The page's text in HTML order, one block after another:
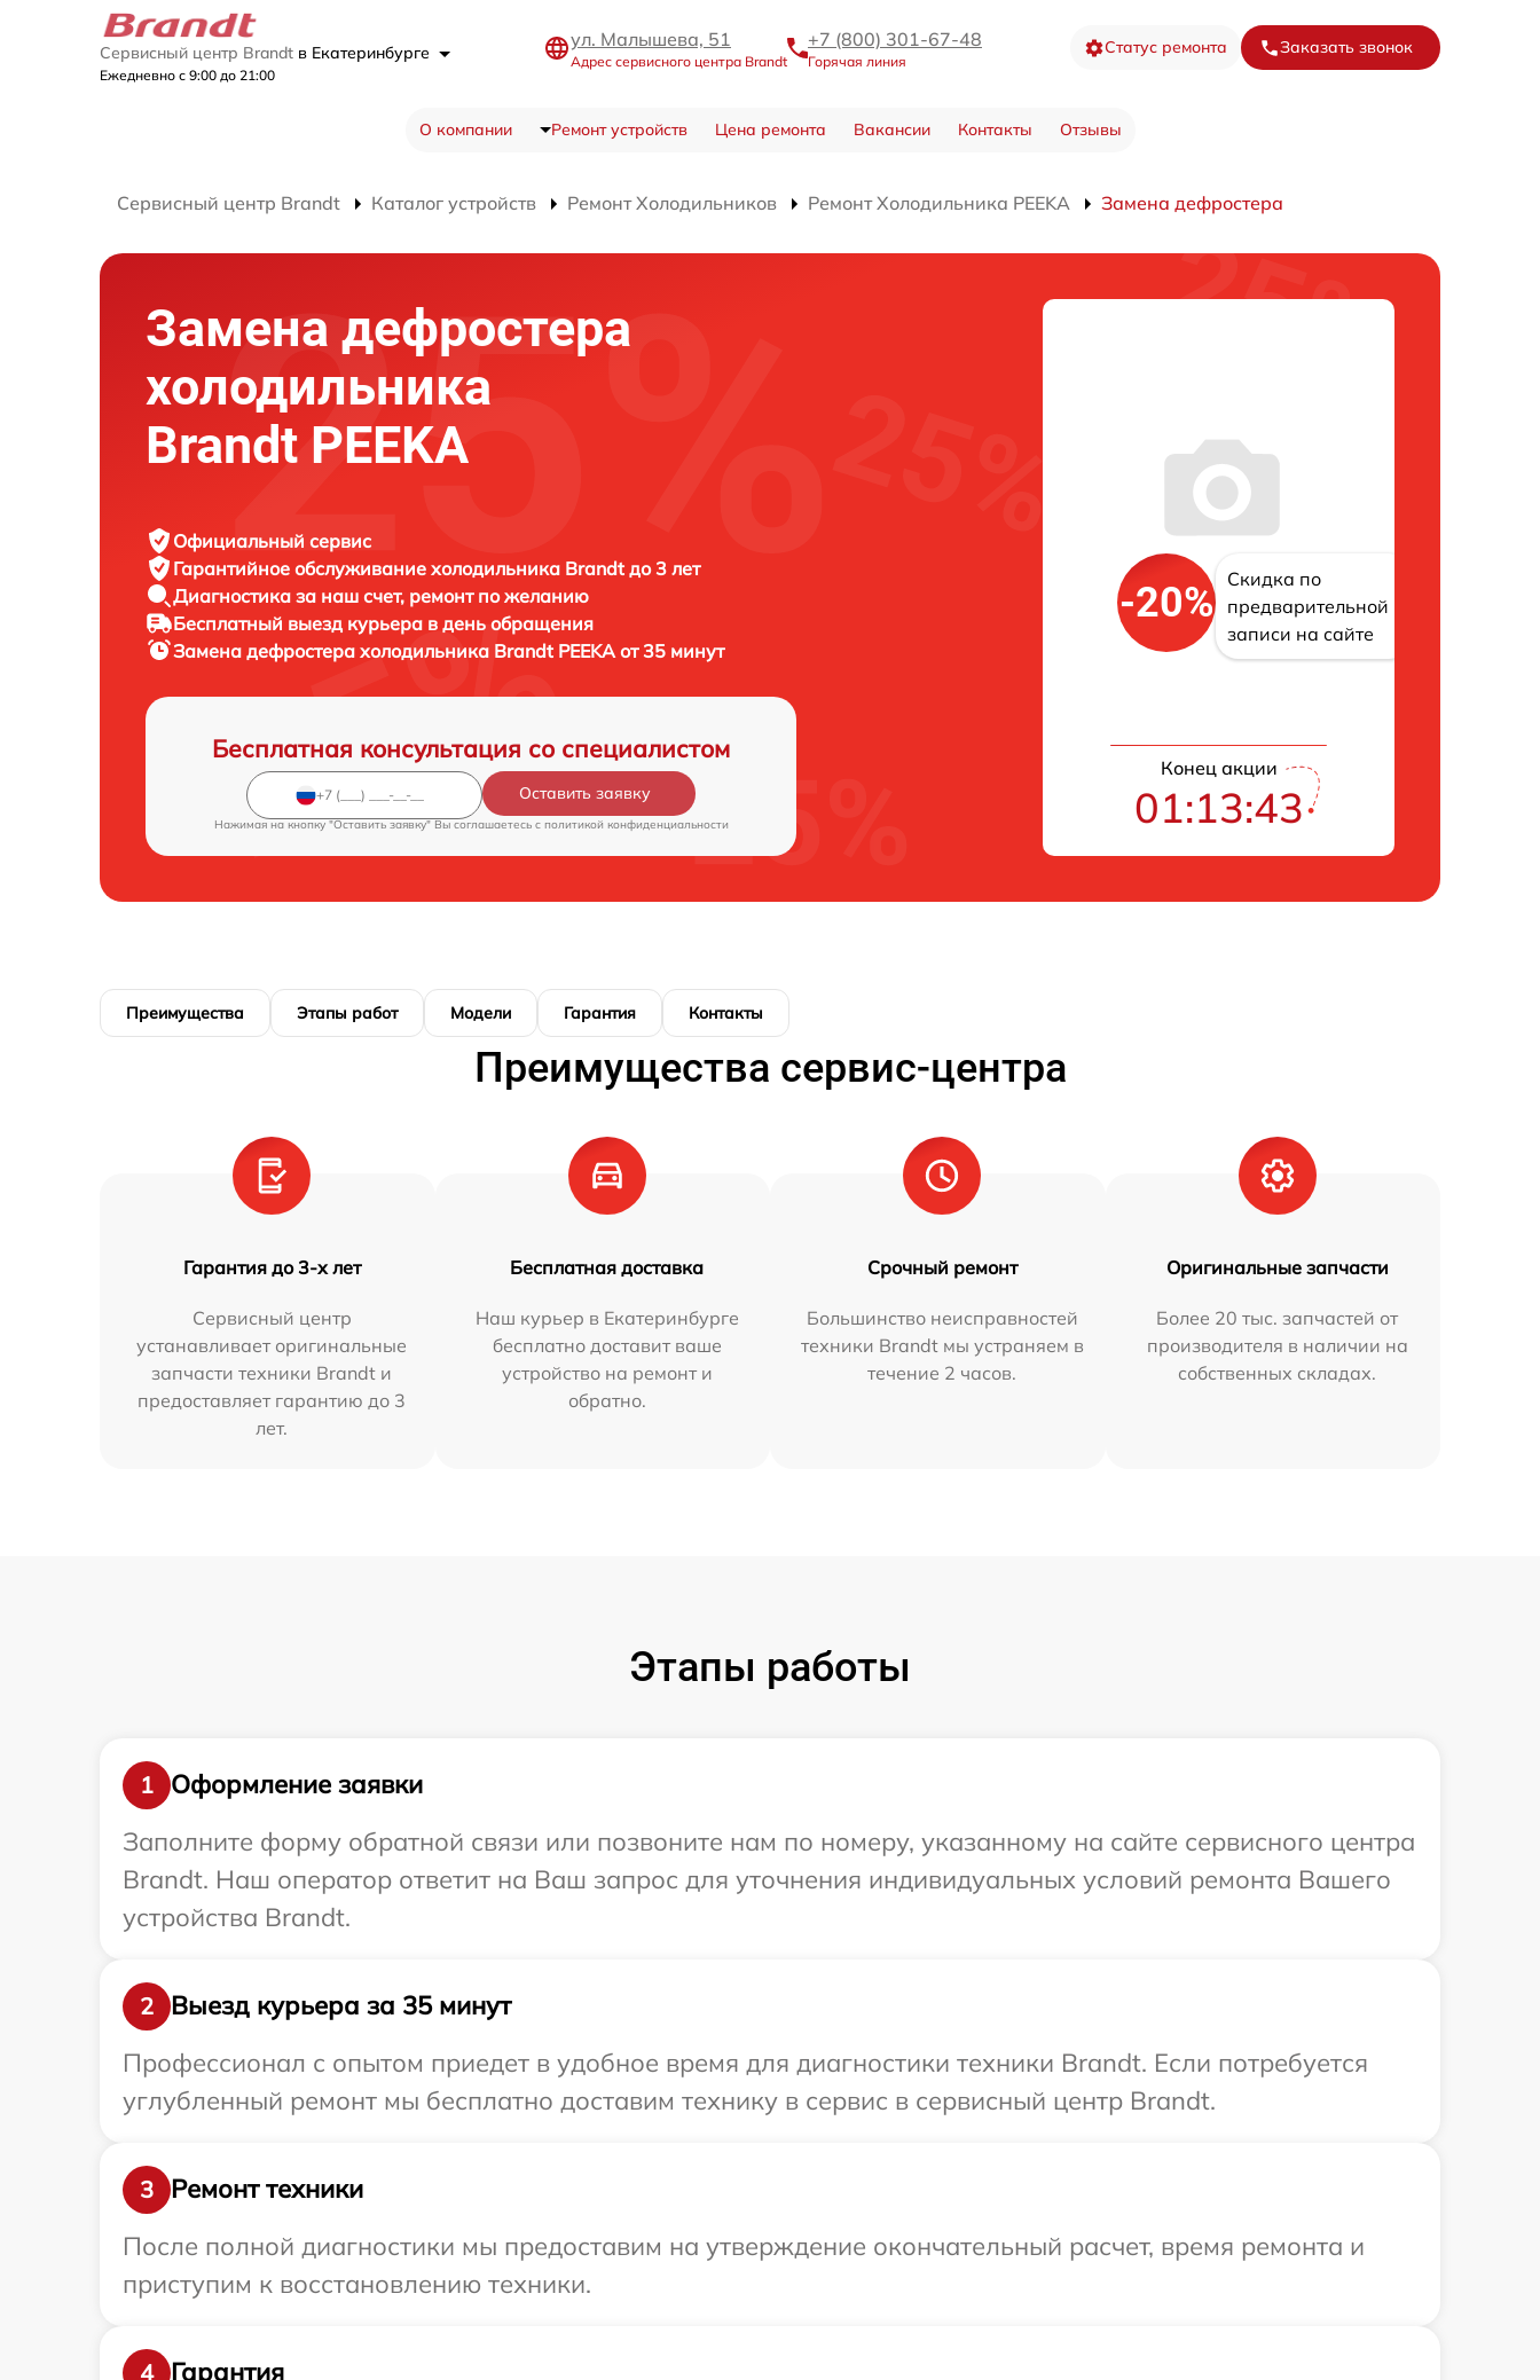
Сервисный центр Brandt в Екатеринбурге
Ежедневно с 9:00 до 21:00
ул. Малышева, 51
Адрес сервисного центра Brandt
+7 (800) 301-67-48
Горячая линия
Статус ремонта Заказать звонок
О компании Ремонт устройств Цена ремонта Вакансии Контакты Отзывы
Сервисный центр Brandt Каталог устройств Ремонт Холодильников Ремонт Холодильника PEEKA Замена дефростера
Замена дефростера
холодильника
Brandt PEEKA
Официальный сервис
Гарантийное обслуживание холодильника Brandt до 3 лет
Диагностика за наш счет, ремонт по желанию
Бесплатный выезд курьера в день обращения
Замена дефростера холодильника Brandt PEEKA от 35 минут
Бесплатная консультация со специалистом
Оставить заявку
Нажимая на кнопку "Оставить заявку" Вы соглашаетесь c политикой конфиденциальности
-20%
Скидка по
предварительной
записи на сайте
Конец акции
01:13:42
Преимущества Этапы работ Модели Гарантия Контакты
Преимущества сервис-центра
Гарантия до 3-х лет
Сервисный центр
устанавливает оригинальные
запчасти техники Brandt и
предоставляет гарантию до 3
лет.
Бесплатная доставка
Наш курьер в Екатеринбурге
бесплатно доставит ваше
устройство на ремонт и
обратно.
Срочный ремонт
Большинство неисправностей
техники Brandt мы устраняем в
течение 2 часов.
Оригинальные запчасти
Более 20 тыс. запчастей от
производителя в наличии на
собственных складах.
Этапы работы
1
Оформление заявки
Заполните форму обратной связи или позвоните нам по номеру, указанному на сайте сервисного центра
Brandt. Наш оператор ответит на Ваш запрос для уточнения индивидуальных условий ремонта Вашего
устройства Brandt.
2
Выезд курьера за 35 минут
Профессионал с опытом приедет в удобное время для диагностики техники Brandt. Если потребуется
углубленный ремонт мы бесплатно доставим технику в сервис в сервисный центр Brandt.
3
Ремонт техники
После полной диагностики мы предоставим на утверждение окончательный расчет, время ремонта и
приступим к восстановлению техники.
4
Гарантия